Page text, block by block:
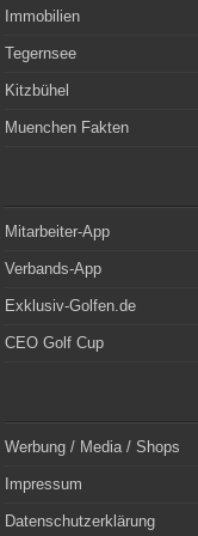
Immobilien
Tegernsee
Kitzbühel
Muenchen Fakten
Mitarbeiter-App
Verbands-App
Exklusiv-Golfen.de
CEO Golf Cup
Werbung / Media / Shops
Impressum
Datenschutzerklärung